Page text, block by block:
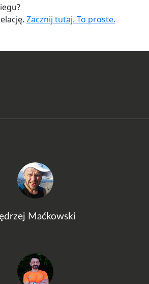
Zacznij tutaj. To proste.
Maćkowski